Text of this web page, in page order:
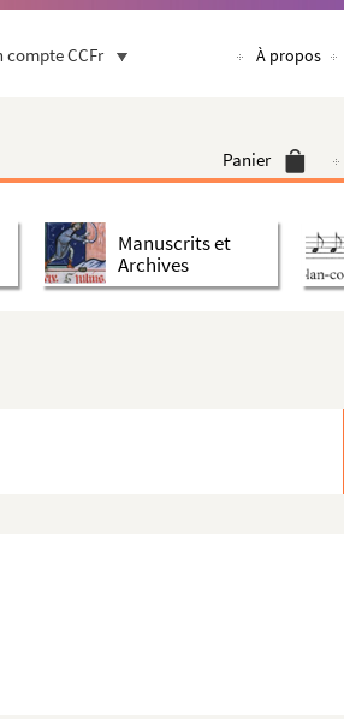
compte CCFr À propos
Panier
Manuscrits et
Archives